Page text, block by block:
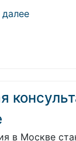
далее
в Москве